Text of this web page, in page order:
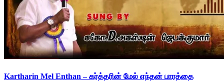
Kartharin Mel Enthan – கர்த்தரின் மேல் எந்தன் பாரத்தை